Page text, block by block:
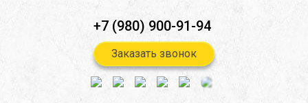
+7 (980) 900-91-94
Заказать звонок